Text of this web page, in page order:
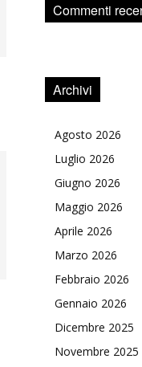
Commenti
Archivi
Agosto 2026
Luglio 2026
Giugno 2026
Maggio 2026
Aprile 2026
Marzo 2026
Febbraio 2026
Gennaio 2026
Dicembre 2025
Novembre 2025